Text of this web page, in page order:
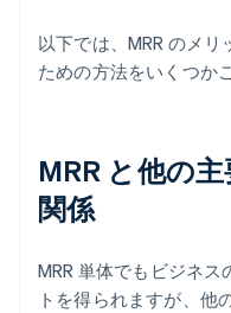
以下では、MRR のメ
ための方法をいくつか
MRR と他の
関係
MRR 単体でもビジネ
トを得られますが、他